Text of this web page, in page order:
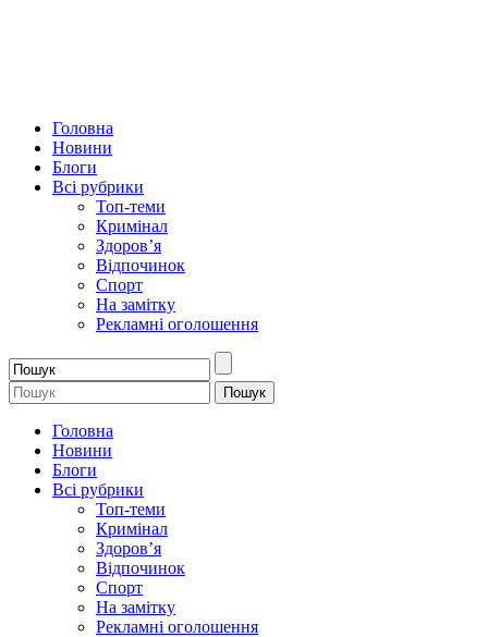
Головна
Новини
Блоги
Всі рубрики
Топ-теми
Кримінал
Здоров’я
Відпочинок
Спорт
На замітку
Рекламні оголошення
Головна
Новини
Блоги
Всі рубрики
Топ-теми
Кримінал
Здоров’я
Відпочинок
Спорт
На замітку
Рекламні оголошення